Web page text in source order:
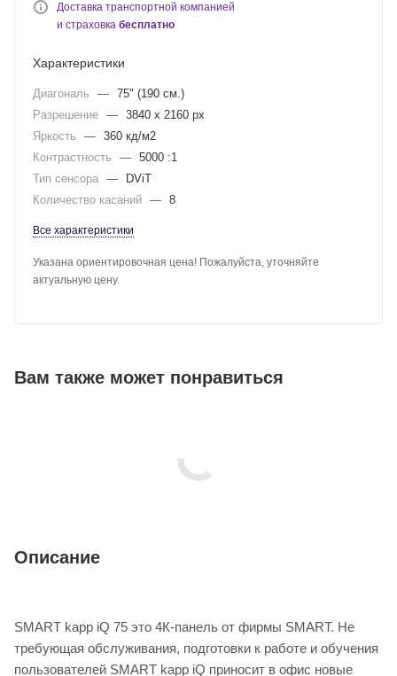
Доставка транспортной компанией
и страховка бесплатно
Характеристики
Диагональ — 75" (190 см.)
Разрешение — 3840 x 2160 px
Яркость
— 360 кд/м2
Контрастность
— 5000 :1
Тип сенсора —
DViT
Количество касаний — 8
Все характеристики
Указана ориентировочная цена! Пожалуйста, уточняйте
актуальную цену.
Вам также может понравиться
Описание
SMART kapp iQ 75 это 4К-панель от фирмы SMART. Не
требующая обслуживания, подготовки к работе и обучения
пользователей SMART kapp iQ приносит в офис новые